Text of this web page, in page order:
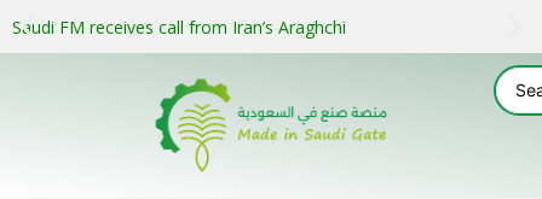
Saudi FM receives call from Iran’s Araghchi